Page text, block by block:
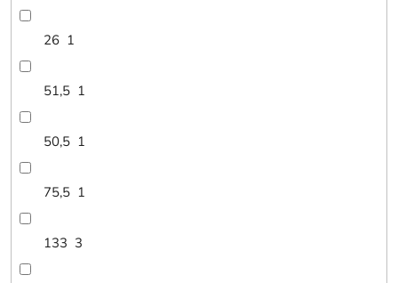
26 1
51,5 1
50,5 1
75,5 1
133 3